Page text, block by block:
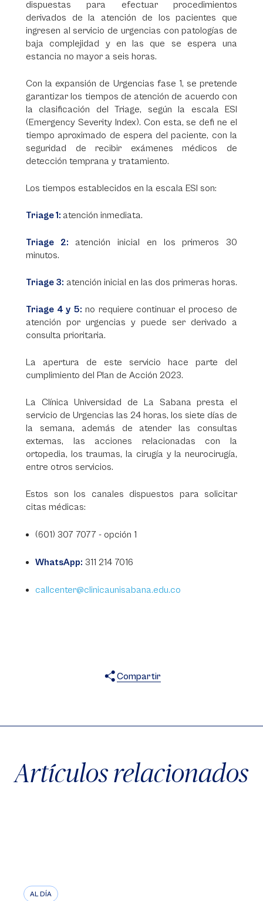
dispuestas para efectuar procedimientos
derivados de la atención de los pacientes que
ingresen al servicio de urgencias con patologías de
baja complejidad y en las que se espera una
estancia no mayor a seis horas.
Con la expansión de Urgencias fase 1, se pretende
garantizar los tiempos de atención de acuerdo con
la clasificación del Triage, según la escala ESI
(Emergency Severity Index). Con esta, se defi ne el
tiempo aproximado de espera del paciente, con la
seguridad de recibir exámenes médicos de
detección temprana y tratamiento.
Los tiempos establecidos en la escala ESI son:
Triage 1: atención inmediata.
Triage 2: atención inicial en los primeros 30
minutos.
Triage 3: atención inicial en las dos primeras horas.
Triage 4 y 5: no requiere continuar el proceso de
atención por urgencias y puede ser derivado a
consulta prioritaria.
La apertura de este servicio hace parte del
cumplimiento del Plan de Acción 2023.
La Clínica Universidad de La Sabana presta el
servicio de Urgencias las 24 horas, los siete días de
la semana, además de atender las consultas
externas, las acciones relacionadas con la
ortopedia, los traumas, la cirugía y la neurocirugía,
entre otros servicios.
Estos son los canales dispuestos para solicitar
citas médicas:
(601) 307 7077 - opción 1
WhatsApp: 311 214 7016
callcenter@clinicaunisabana.edu.co
Compartir
Artículos relacionados
AL DÍA